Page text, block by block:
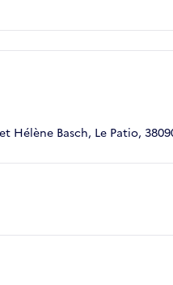
Hélène Basch, Le Patio,